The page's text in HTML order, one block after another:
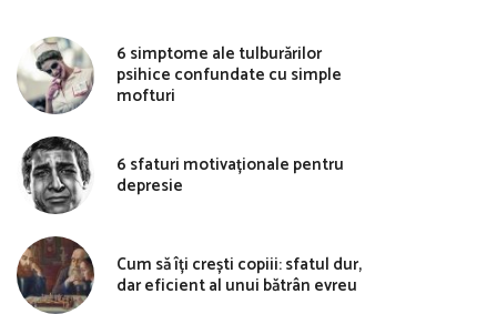
6 simptome ale tulburărilor
psihice confundate cu simple
mofturi
6 sfaturi motivaționale pentru
depresie
Cum să îți crești copiii: sfatul dur,
dar eficient al unui bătrân evreu